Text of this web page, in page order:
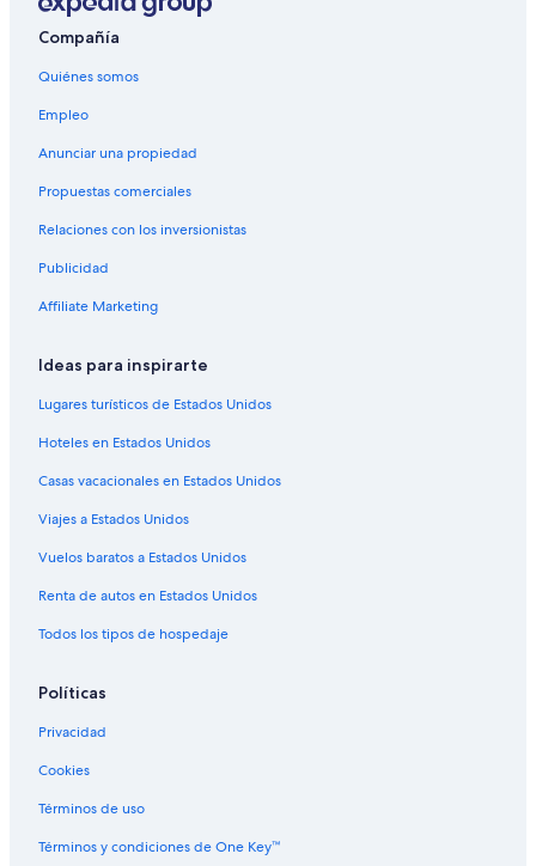
Compañía
Quiénes somos
Empleo
Anunciar una propiedad
Propuestas comerciales
Relaciones con los inversionistas
Publicidad
Affiliate Marketing
Ideas para inspirarte
Lugares turísticos de Estados Unidos
Hoteles en Estados Unidos
Casas vacacionales en Estados Unidos
Viajes a Estados Unidos
Vuelos baratos a Estados Unidos
Renta de autos en Estados Unidos
Todos los tipos de hospedaje
Políticas
Privacidad
Cookies
Términos de uso
Términos y condiciones de One Key™